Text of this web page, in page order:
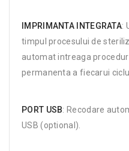
IMPRIMANTA INTEGRATA:
timpul procesului de
automat intreaga
permanenta a fiecarui
PORT USB: Recodare
USB (optional).